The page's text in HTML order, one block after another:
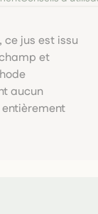
ce jus est issu
et
aucun